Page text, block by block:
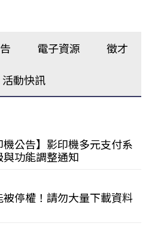
電子資源 徵才
活動快訊
機公告】影印機多元支付系
與功能調整通知
被停權！請勿大量下載資料